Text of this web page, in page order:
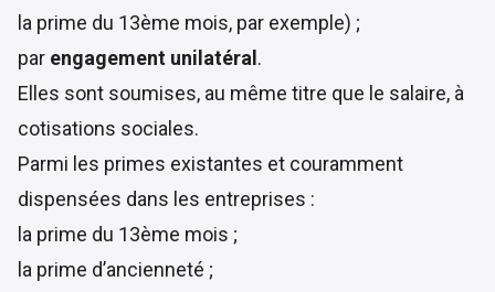
la prime du 13ème mois, par exemple) ;
par engagement unilatéral .
Elles sont soumises, au même titre que le salaire, à
cotisations sociales.
Parmi les primes existantes et couramment
dispensées dans les entreprises :
la prime du 13ème mois ;
la prime d’ancienneté ;